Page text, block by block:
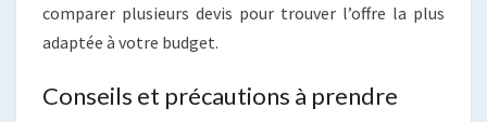
comparer plusieurs devis pour trouver l’offre la plus
adaptée à votre budget.
Conseils et précautions à prendre